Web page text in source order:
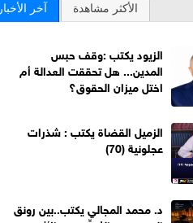
آخر الأخبار الأكثر مشاهدة
الزيود يكتب :وقف حبس
المدين... هل تحققت العدالة أم
اختل ميزان الحقوق؟
الزميل القضاة يكتب : شذرات
عجلونية (70)
د. محمد المجالي يكتب..بين رونق